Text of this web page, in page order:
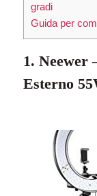
gradi
Guida per
1. Neewer
Esterno